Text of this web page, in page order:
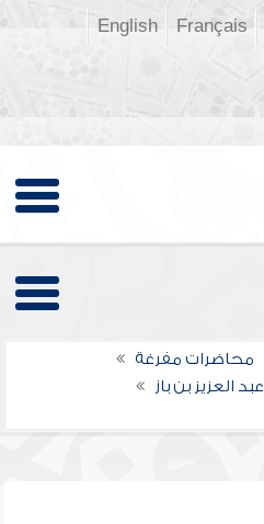
Français
English
محاضرات مفرغة
عبد العزيز بن باز